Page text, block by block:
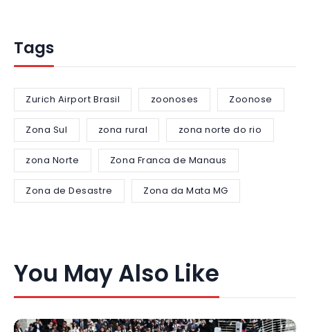
Tags
Zurich Airport Brasil zoonoses Zoonose
Zona Sul zona rural zona norte do rio
zona Norte Zona Franca de Manaus
Zona de Desastre Zona da Mata MG
You May Also Like